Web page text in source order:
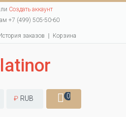
Создать аккаунт
+7 (499) 505-50-60
заказов Корзина
₽ RUB 0